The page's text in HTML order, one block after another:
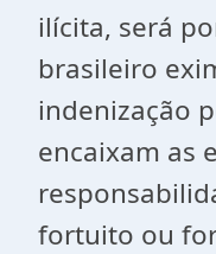
ilícita, será
brasileiro
indenização
encaixam as
fortuito ou